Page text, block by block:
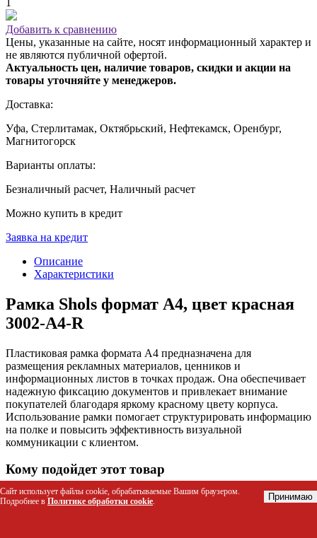
Добавить к сравнению
Цены, указанные на сайте, носят информационный характер и
не являются публичной офертой.
Актуальность цен, наличие товаров, скидки и акции на
товары уточняйте у менеджеров.
Доставка:
Уфа, Стерлитамак, Октябрьский, Нефтекамск, Оренбург,
Магнитогорск
Варианты оплаты:
Безналичный расчет, Наличный расчет
Можно купить в кредит
Заявка на кредит
Описание
Характеристики
Рамка Shols формат А4, цвет красная
3002-A4-R
Пластиковая рамка формата А4 предназначена для
размещения рекламных материалов, ценников и
информационных листов в точках продаж. Она обеспечивает
надежную фиксацию документов и привлекает внимание
покупателей благодаря яркому красному цвету корпуса.
Использование рамки помогает структурировать информацию
на полке и повысить эффективность визуальной
коммуникации с клиентом.
Кому подойдет этот товар
Торговые представители и мерчандайзеры для
оформления витрин и стеллажей
Сайт использует файлы cookie, обрабатываемые Вашим браузером.
Подробнее в Политике обработки cookie. Принимаю